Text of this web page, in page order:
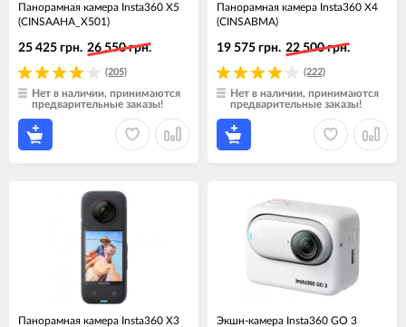
Панорамная камера Insta360 X5
(CINSAAHA_X501)
(205)
25 425 грн. 26 550 грн.
Нет в наличии, принимаются
предварительные заказы!
Панорамная камера Insta360 X4
(CINSABMA)
(222)
19 575 грн. 22 500 грн.
Нет в наличии, принимаются
предварительные заказы!
Панорамная камера Insta360 X3
Экшн-камера Insta360 GO 3